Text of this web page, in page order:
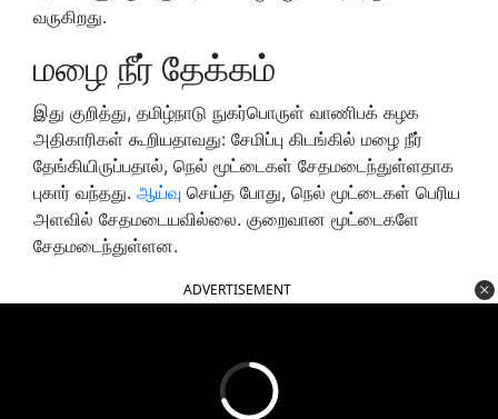
வருகிறது.
மழை நீர் தேக்கம்
இது குறித்து, தமிழ்நாடு நுகர்பொருள் வாணிபக் கழக
அதிகாரிகள் கூறியதாவது: சேமிப்பு கிடங்கில் மழை நீர்
தேங்கியிருப்பதால், நெல் மூட்டைகள் சேதமடைந்துள்ளதாக
புகார் வந்தது. ஆய்வு செய்த போது, நெல் மூட்டைகள் பெரிய
அளவில் சேதமடையவில்லை. குறைவான மூட்டைகளே
சேதமடைந்துள்ளன.
ADVERTISEMENT